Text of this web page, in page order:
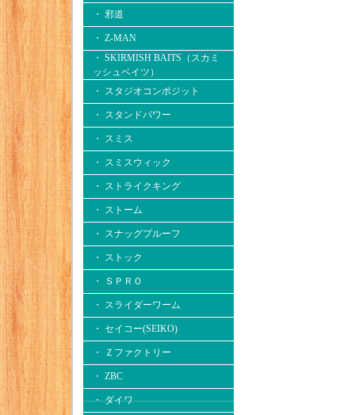
・ 邪道
・ Z-MAN
・ SKIRMISH BAITS（スカミ
ッシュベイツ）
・ スタジオコンポジット
・ スタンドパワー
・ スミス
・ スミスウィック
・ ストライクキング
・ ストーム
・ スナッグプルーフ
・ ストック
・ ＳＰＲＯ
・ スライダーワーム
・ セイコー(SEIKO)
・ Ｚファクトリー
・ ZBC
・ ダイワ